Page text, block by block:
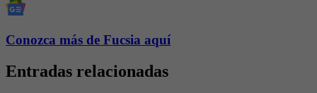
Conozca más de Fucsia aquí
Entradas relacionadas